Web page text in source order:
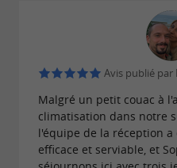
tri et
Lesmatériaux nobles
pierre,bois,métal-
choix. La réception se
leplastique à usage
Avis publié par
Malgré un petit couac à
climatisation dans notre
l'équipe de la réception
efficace et serviable, et